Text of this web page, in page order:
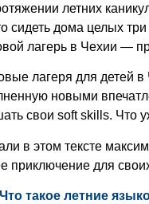
летних
сидеть дома целых
лагерь в Чехии —
лагеря для детей в
новыми
свои soft skills. Что
в этом тексте
приключение для
Что такое летние